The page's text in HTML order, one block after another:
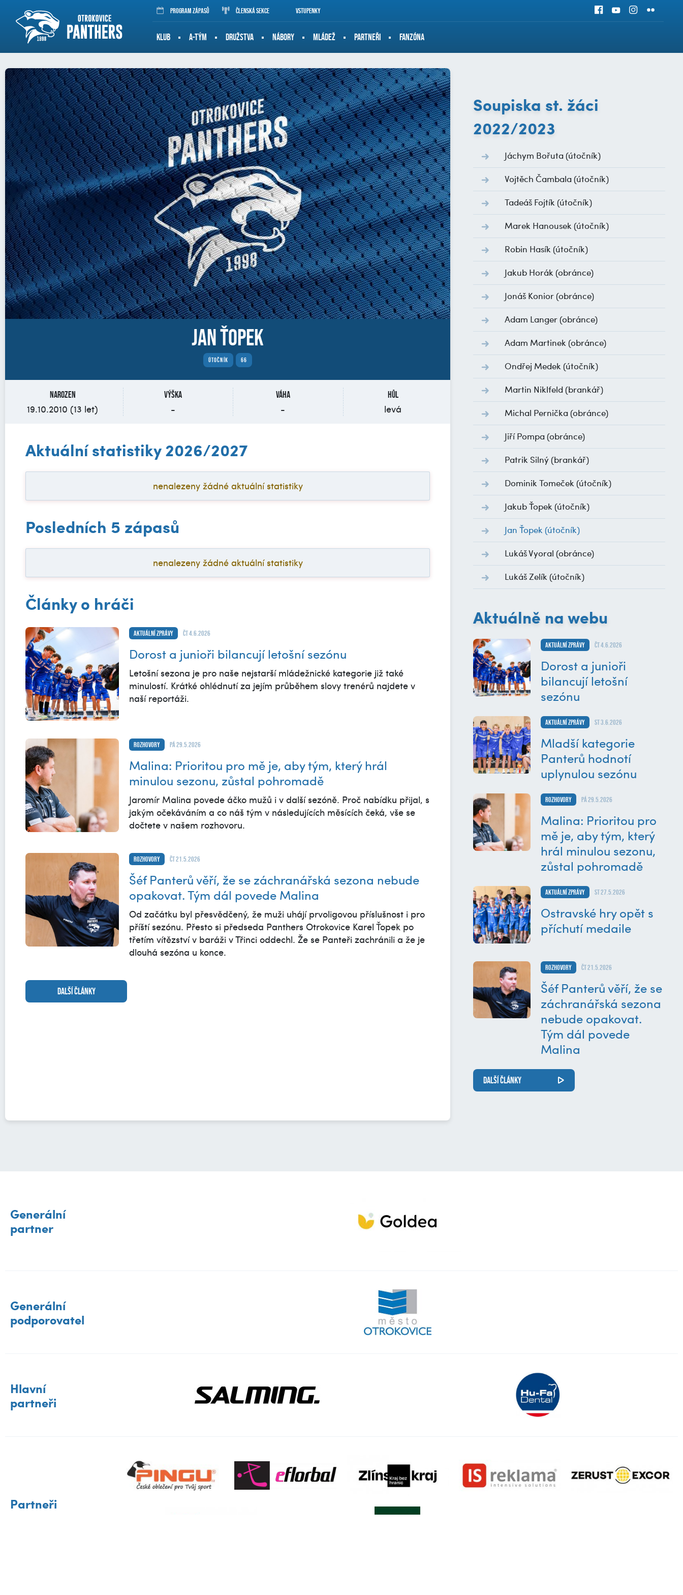
Program zápasů Členská sekce Vstupenky
KLUB A-TÝM DRUŽSTVA NÁBORY MLÁDEŽ PARTNEŘI FANZÓNA
Jan Ťopek
ÚTOČNÍK 66
Narozen
19.10.2010 (13 let)
Výška
-
Váha
-
Hůl
levá
Aktuální statistiky 2026/2027
nenalezeny žádné aktuální statistiky
Posledních 5 zápasů
nenalezeny žádné aktuální statistiky
Články o hráči
Aktuální zprávy čt 4.6.2026
Dorost a junioři bilancují letošní sezónu
Letošní sezona je pro naše nejstarší mládežnické kategorie již také
minulostí. Krátké ohlédnutí za jejím průběhem slovy trenérů najdete v
naší reportáži.
Rozhovory pá 29.5.2026
Malina: Prioritou pro mě je, aby tým, který hrál
minulou sezonu, zůstal pohromadě
Jaromír Malina povede áčko mužů i v další sezóně. Proč nabídku přijal, s
jakým očekáváním a co náš tým v následujících měsících čeká, vše se
dočtete v našem rozhovoru.
Rozhovory čt 21.5.2026
Šéf Panterů věří, že se záchranářská sezona nebude
opakovat. Tým dál povede Malina
Od začátku byl přesvědčený, že muži uhájí prvoligovou příslušnost i pro
příští sezónu. Přesto si předseda Panthers Otrokovice Karel Ťopek po
třetím vítězství v baráži v Třinci oddechl. Že se Panteři zachránili a že je
dlouhá sezóna u konce.
DALŠÍ ČLÁNKY
Soupiska st. žáci
2022/2023
Jáchym Bořuta (útočník)
Vojtěch Čambala (útočník)
Tadeáš Fojtík(útočník)
Marek Hanousek(útočník)
Robin Hasík(útočník)
Jakub Horák(obránce)
Jonáš Konior(obránce)
Adam Langer(obránce)
Adam Martinek(obránce)
Ondřej Medek(útočník)
Martin Niklfeld (brankář)
Michal Pernička (obránce)
Jiří Pompa (obránce)
Patrik Silný(brankář)
Dominik Tomeček(útočník)
Jakub Ťopek(útočník)
Jan Ťopek(útočník)
Lukáš Vyoral (obránce)
Lukáš Zelík(útočník)
Aktuálně na webu
Aktuální zprávy čt 4.6.2026
Dorost a junioři
bilancují letošní
sezónu
Aktuální zprávy st 3.6.2026
Mladší kategorie
Panterů hodnotí
uplynulou sezónu
Rozhovory pá 29.5.2026
Malina: Prioritou pro
mě je, aby tým, který
hrál minulou sezonu,
zůstal pohromadě
Aktuální zprávy st 27.5.2026
Ostravské hry opět s
příchutí medaile
Rozhovory čt 21.5.2026
Šéf Panterů věří, že se
záchranářská sezona
nebude opakovat.
Tým dál povede
Malina
DALŠÍ ČLÁNKY
Generální
partner
Generální
podporovatel
Hlavní
partneři
Partneři